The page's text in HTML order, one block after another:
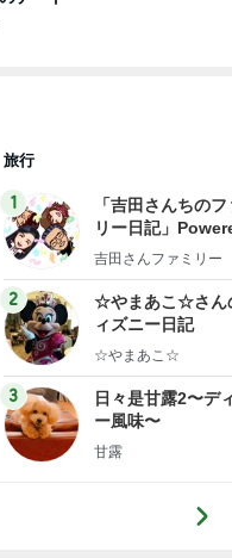
旅行
1
「吉田さんちの
リー日記」
y Ameba 吉田さ
ログ
吉田さんファミリー
2
☆やまあこ☆さん
ィズニー日記
☆やまあこ☆
3
日々是甘露2〜デ
ー風味〜
甘露